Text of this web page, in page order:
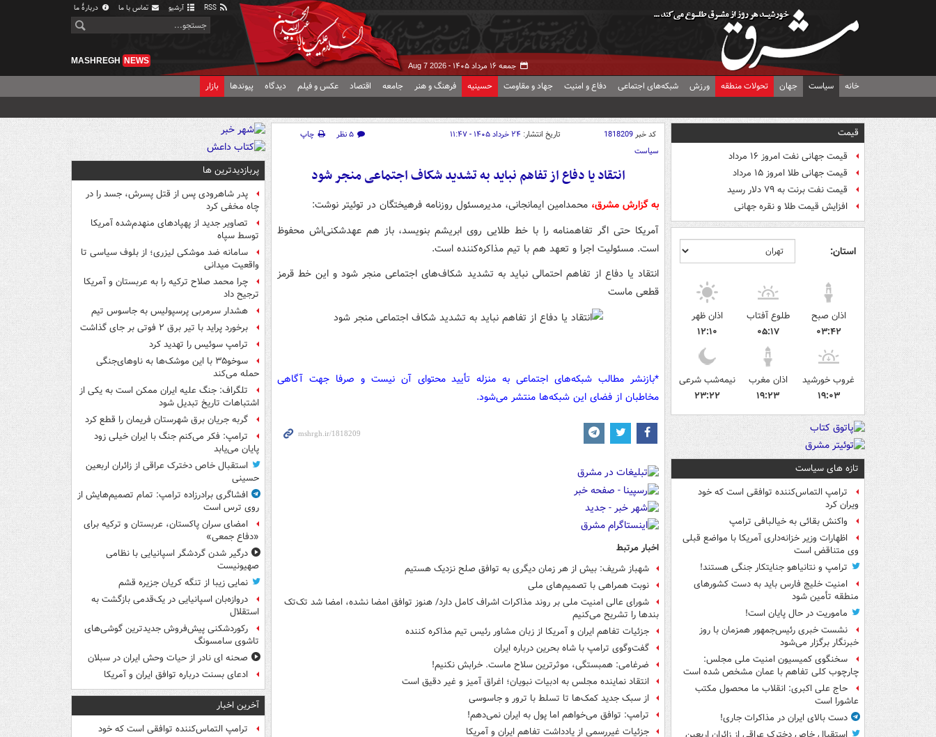
آرشیو تماس با ما دربارهٔ ما
جمعه ۱۶ مرداد ۱۴۰۵ - Aug 7 2026
MASHREGH NEWS
خانه سیاست جهان تحولات منطقه ورزش شبکه‌های اجتماعی دفاع و امنیت جهاد و مقاومت حسینیه فرهنگ و هنر جامعه اقتصاد عکس و فیلم دیدگاه پیوندها بازار
قیمت
قیمت جهانی نفت امروز ۱۶ مرداد
قیمت جهانی طلا امروز ۱۵ مرداد
قیمت نفت برنت به ۷۹ دلار رسید
افزایش قیمت طلا و نقره جهانی
استان:
اذان صبح
۰۳:۴۲
طلوع آفتاب
۰۵:۱۷
اذان ظهر
۱۲:۱۰
غروب خورشید
۱۹:۰۳
اذان مغرب
۱۹:۲۳
نیمه‌شب شرعی
۲۳:۲۲
تازه های سیاست
ترامپ التماس‌کننده توافقی است که خود
ویران کرد
واکنش بقائی به خیالبافی ترامپ
اظهارات وزیر خزانه‌داری آمریکا با مواضع قبلی
وی متناقض است
ترامپ و نتانیاهو جنایتکار جنگی هستند!
امنیت خلیج فارس باید به دست کشورهای
منطقه تأمین شود
ماموریت در حال پایان است!
نشست خبری رئیس‌جمهور همزمان با روز
خبرنگار برگزار می‌شود
سخنگوی کمیسیون امنیت ملی مجلس:
چارچوب کلی تفاهم با عمان مشخص شده است
حاج علی اکبری: انقلاب ما محصول مکتب
عاشورا است
دست بالای ایران در مذاکرات جاری!
کد خبر1818209 تاریخ انتشار: ۲۴ خرداد ۱۴۰۵ - ۱۱:۴۷ ۵ نظر
چاپ
سیاست
انتقاد یا دفاع از تفاهم نباید به تشدید شکاف‌ اجتماعی منجر شود
به گزارش مشرق، محمدامین ایمانجانی، مدیرمسئول روزنامه فرهیختگان در توئیتر نوشت:
آمریکا حتی اگر تفاهمنامه را با خط طلایی روی ابریشم بنویسد، باز هم عهدشکنی‌اش محفوظ
است. مسئولیت اجرا و تعهد هم با تیم مذاکره‌کننده است.
انتقاد یا دفاع از تفاهم احتمالی نباید به تشدید شکاف‌های اجتماعی منجر شود و این خط قرمز
قطعی ماست
*بازنشر مطالب شبکه‌های اجتماعی به منزله تأیید محتوای آن نیست و صرفا جهت آگاهی
مخاطبان از فضای این شبکه‌ها منتشر می‌شود.
اخبار مرتبط
شهباز شریف: بیش از هر زمان دیگری به توافق صلح نزدیک هستیم
نوبت همراهی با تصمیم‌های ملی
شورای عالی امنیت ملی بر روند مذاکرات اشراف کامل دارد/ هنوز توافق امضا نشده، امضا شد تک‌تک
بندها را تشریح می‌کنیم
جزئیات تفاهم ایران و آمریکا از زبان مشاور رئیس تیم مذاکره کننده
گفت‌وگوی ترامپ با شاه بحرین درباره ایران
ضرغامی: همبستگی، موثرترین سلاح ماست. خرابش نکنیم!
انتقاد نماینده مجلس به ادبیات نبویان؛ اغراق آمیز و غیر دقیق است ‏
از سبک جدید کمک‌ها تا تسلط با ترور و جاسوسی
ترامپ: توافق می‌خواهم اما پول به ایران نمی‌دهم!
جزئیات غیررسمی از یادداشت تفاهم ایران و آمریکا
پربازدیدترین ها
پدر شاهرودی پس از قتل پسرش، جسد را در
چاه مخفی کرد
تصاویر جدید از پهپادهای منهدم‌شده آمریکا
توسط سپاه
سامانه ضد موشکی لیزری؛ از بلوف سیاسی تا
واقعیت میدانی
چرا محمد صلاح ترکیه را به عربستان و آمریکا
ترجیح داد
هشدار سرمربی پرسپولیس به جاسوس تیم
برخورد پراید با تیر برق ۲ فوتی بر جای گذاشت
ترامپ سوئیس را تهدید کرد
سوخو۳۵ با این موشک‌ها به ناوهای‌جنگی
حمله می‌کند
تلگراف: جنگ علیه ایران ممکن است به یکی از
اشتباهات تاریخ تبدیل شود
گربه جریان برق شهرستان فریمان را قطع کرد
ترامپ: فکر می‌کنم جنگ با ایران خیلی زود
پایان می‌یابد
استقبال خاص دخترک عراقی از زائران اربعین
حسینی
افشاگری برادرزاده ترامپ: تمام تصمیم‌هایش از
روی ترس است
امضای سران پاکستان، عربستان و ترکیه برای
«دفاع جمعی»
درگیر شدن گردشگر اسپانیایی با نظامی
صهیونیست
نمایی زیبا از تنگه کریان جزیره قشم
دروازه‌بان اسپانیایی در یک‌قدمی بازگشت به
استقلال
رکوردشکنی پیش‌فروش جدیدترین گوشی‌های
تاشوی سامسونگ
صحنه ای نادر از حیات وحش ایران در سبلان
ادعای بسنت درباره توافق ایران و آمریکا
آخرین اخبار
ترامپ التماس‌کننده توافقی است که خود